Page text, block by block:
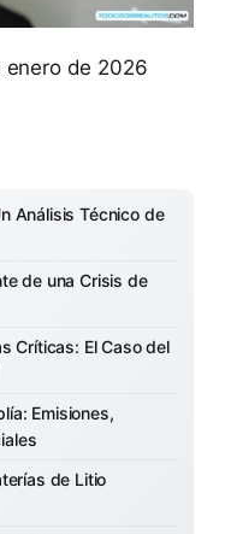
enero de 2026
Análisis Técnico de
de una Crisis de
Críticas: El Caso del
Emisiones,
de Litio